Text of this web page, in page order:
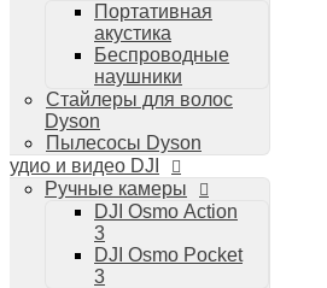
Портативная
акустика
Беспроводные
наушники
Стайлеры для волос
Dyson
Пылесосы Dyson
и видео DJI
Ручные камеры
DJI Osmo Action
3
DJI Osmo Pocket
3